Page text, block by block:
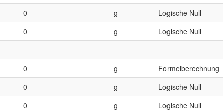
0 g
Logische Null
0 g
Logische Null
0 g
Formelberechnung
0 g
Logische Null
0 g
Logische Null